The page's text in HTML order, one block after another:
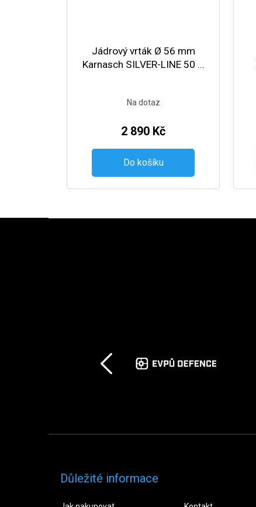
Jádrový vrták Ø 56 mm
Karnasch SILVER-LINE 50 ...
Na dotaz
2 890 Kč
Do košíku
Důležité informace